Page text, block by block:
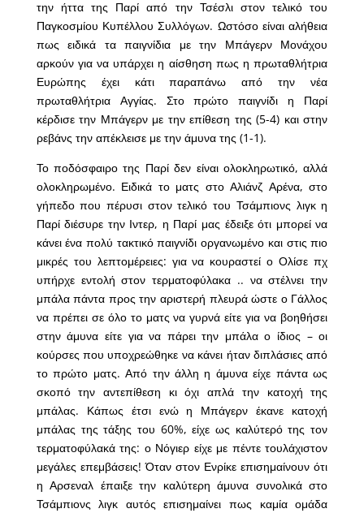
την ήττα της Παρί από την Τσέσλι στον τελικό του
Παγκοσμίου Κυπέλλου Συλλόγων. Ωστόσο είναι αλήθεια
πως ειδικά τα παιγνίδια με την Μπάγερν Μονάχου
αρκούν για να υπάρχει η αίσθηση πως η πρωταθλήτρια
Ευρώπης έχει κάτι παραπάνω από την νέα
πρωταθλήτρια Αγγίας. Στο πρώτο παιγνίδι η Παρί
κέρδισε την Μπάγερν με την επίθεση της (5-4) και στην
ρεβάνς την απέκλεισε με την άμυνα της (1-1).
Το ποδόσφαιρο της Παρί δεν είναι ολοκληρωτικό, αλλά
ολοκληρωμένο. Ειδικά το ματς στο Αλιάνζ Αρένα, στο
γήπεδο που πέρυσι στον τελικό του Τσάμπιονς λιγκ η
Παρί διέσυρε την Ιντερ, η Παρί μας έδειξε ότι μπορεί να
κάνει ένα πολύ τακτικό παιγνίδι οργανωμένο και στις πιο
μικρές του λεπτομέρειες: για να κουραστεί ο Ολίσε πχ
υπήρχε εντολή στον τερματοφύλακα .. να στέλνει την
μπάλα πάντα προς την αριστερή πλευρά ώστε ο Γάλλος
να πρέπει σε όλο το ματς να γυρνά είτε για να βοηθήσει
στην άμυνα είτε για να πάρει την μπάλα ο ίδιος – οι
κούρσες που υποχρεώθηκε να κάνει ήταν διπλάσιες από
το πρώτο ματς. Από την άλλη η άμυνα είχε πάντα ως
σκοπό την αντεπίθεση κι όχι απλά την κατοχή της
μπάλας. Κάπως έτσι ενώ η Μπάγερν έκανε κατοχή
μπάλας της τάξης του 60%, είχε ως καλύτερό της τον
τερματοφύλακά της: ο Νόγιερ είχε με πέντε τουλάχιστον
μεγάλες επεμβάσεις! Όταν στον Ενρίκε επισημαίνουν ότι
η Αρσεναλ έπαιξε την καλύτερη άμυνα συνολικά στο
Τσάμπιονς λιγκ αυτός επισημαίνει πως καμία ομάδα